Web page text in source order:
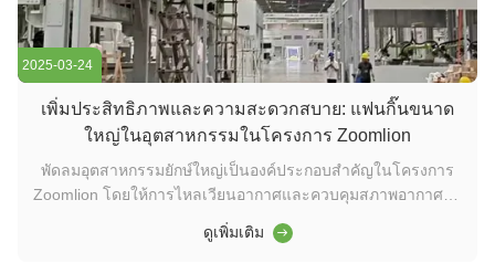
2025-03-24
เพิ่มประสิทธิภาพและความสะดวกสบาย: แฟนกิ๊นขนาด
ใหญ่ในอุตสาหกรรมในโครงการ Zoomlion
พัดลมอุตสาหกรรมยักษ์ใหญ่เป็นองค์ประกอบสําคัญในโครงการ
Zoomlion โดยให้การไหลเวียนอากาศและควบคุมสภาพอากาศที่มี
ประสิทธิภาพในอุปกรณ์อุตสาหกรรมขนาดใหญ่แฟนเหล่านี้ช่วย
รักษาสภาพการทํางานที่ดีที่สุดโดยการลดความร้อนการปรับปรุง
ดูเพิ่มเติม